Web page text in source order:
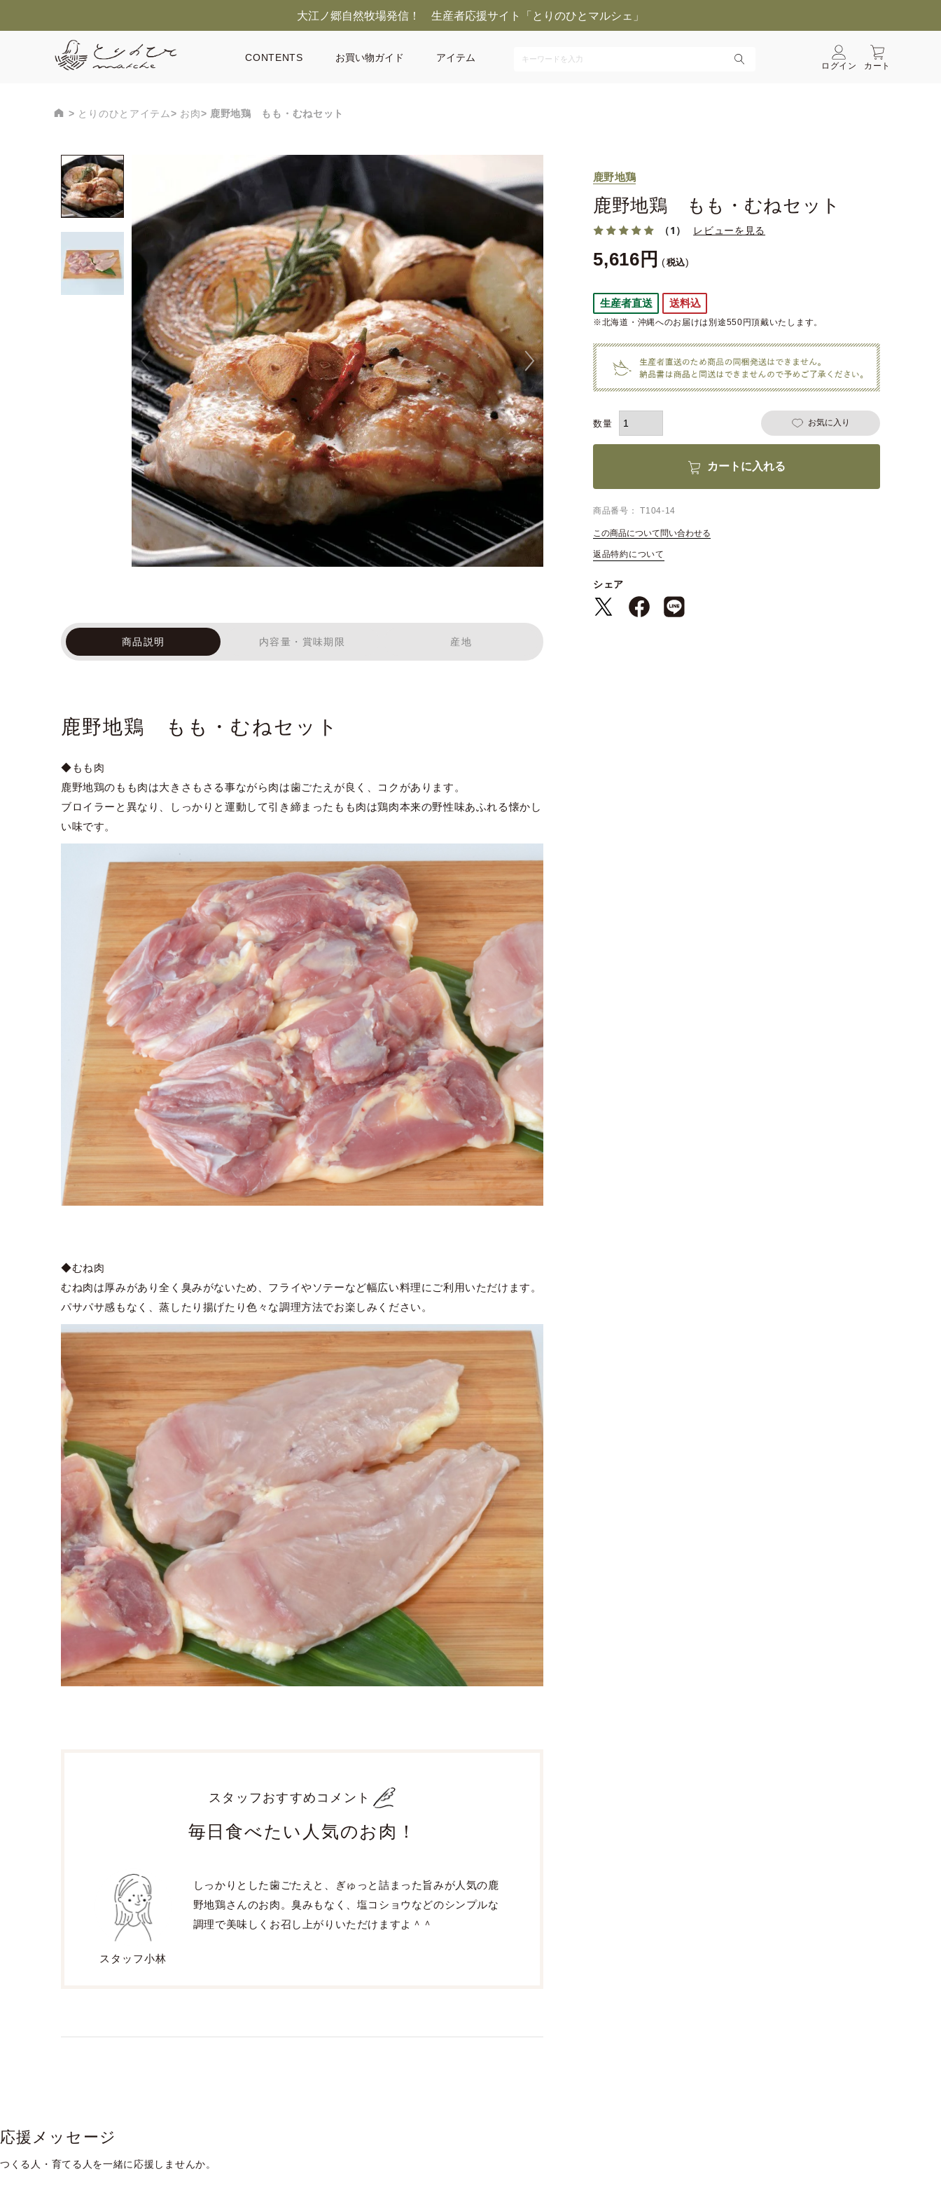
大江ノ郷自然牧場発信！ 生産者応援サイト「とりのひとマルシェ」
CONTENTS お買い物ガイド アイテム
ログイン カート
とりのひとアイテム お肉 鹿野地鶏 もも・むねセット
鹿野地鶏
鹿野地鶏 もも・むねセット
（1） レビューを見る
5,616 税込
生産者直送 送料込
※北海道・沖縄へのお届けは別途550円頂戴いたします。
お気に入り
カートに入れる
商品番号 T104-14
この商品について問い合わせる
返品特約について
シェア
商品説明 内容量・賞味期限 産地
鹿野地鶏 もも・むねセット
◆もも肉
鹿野地鶏のもも肉は大きさもさる事ながら肉は歯ごたえが良く、コクがあります。
ブロイラーと異なり、しっかりと運動して引き締まったもも肉は鶏肉本来の野性味あふれる懐かし
い味です。
◆むね肉
むね肉は厚みがあり全く臭みがないため、フライやソテーなど幅広い料理にご利用いただけます。
パサパサ感もなく、蒸したり揚げたり色々な調理方法でお楽しみください。
スタッフおすすめコメント
毎日食べたい人気のお肉！
スタッフ小林
しっかりとした歯ごたえと、ぎゅっと詰まった旨みが人気の鹿
野地鶏さんのお肉。臭みもなく、塩コショウなどのシンプルな
調理で美味しくお召し上がりいただけますよ＾＾
応援メッセージ
つくる人・育てる人を一緒に応援しませんか。